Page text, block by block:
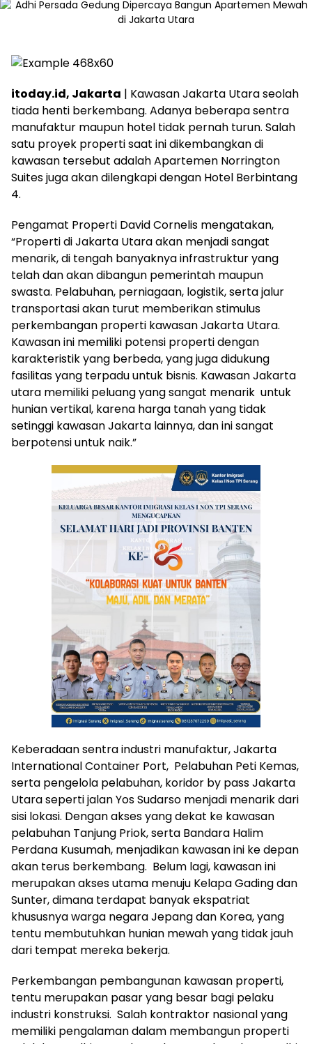
itoday.id, Jakarta | Kawasan Jakarta Utara seolah
tiada henti berkembang. Adanya beberapa sentra
manufaktur maupun hotel tidak pernah turun. Salah
satu proyek properti saat ini dikembangkan di
kawasan tersebut adalah Apartemen Norrington
Suites juga akan dilengkapi dengan Hotel Berbintang
4.
Pengamat Properti David Cornelis mengatakan,
“Properti di Jakarta Utara akan menjadi sangat
menarik, di tengah banyaknya infrastruktur yang
telah dan akan dibangun pemerintah maupun
swasta. Pelabuhan, perniagaan, logistik, serta jalur
transportasi akan turut memberikan stimulus
perkembangan properti kawasan Jakarta Utara.
Kawasan ini memiliki potensi properti dengan
karakteristik yang berbeda, yang juga didukung
fasilitas yang terpadu untuk bisnis. Kawasan Jakarta
utara memiliki peluang yang sangat menarik untuk
hunian vertikal, karena harga tanah yang tidak
setinggi kawasan Jakarta lainnya, dan ini sangat
berpotensi untuk naik.”
Keberadaan sentra industri manufaktur, Jakarta
International Container Port, Pelabuhan Peti Kemas,
serta pengelola pelabuhan, koridor by pass Jakarta
Utara seperti jalan Yos Sudarso menjadi menarik dari
sisi lokasi. Dengan akses yang dekat ke kawasan
pelabuhan Tanjung Priok, serta Bandara Halim
Perdana Kusumah, menjadikan kawasan ini ke depan
akan terus berkembang. Belum lagi, kawasan ini
merupakan akses utama menuju Kelapa Gading dan
Sunter, dimana terdapat banyak ekspatriat
khususnya warga negara Jepang dan Korea, yang
tentu membutuhkan hunian mewah yang tidak jauh
dari tempat mereka bekerja.
Perkembangan pembangunan kawasan properti,
tentu merupakan pasar yang besar bagi pelaku
industri konstruksi. Salah kontraktor nasional yang
memiliki pengalaman dalam membangun properti